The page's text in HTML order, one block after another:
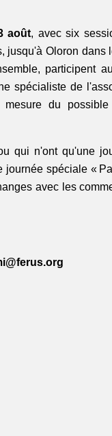
août, avec six
jusqu'à Oloron dans
participent
du possible
qui n'ont qu'une
journée spéciale «
avec les